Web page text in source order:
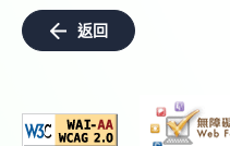
返回